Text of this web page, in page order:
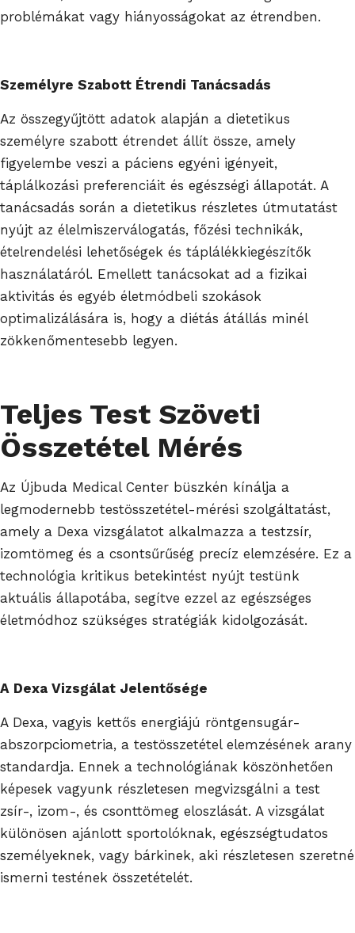
problémákat vagy hiányosságokat az étrendben.
Személyre Szabott Étrendi Tanácsadás
Az összegyűjtött adatok alapján a dietetikus
személyre szabott étrendet állít össze, amely
figyelembe veszi a páciens egyéni igényeit,
táplálkozási preferenciáit és egészségi állapotát. A
tanácsadás során a dietetikus részletes útmutatást
nyújt az élelmiszerválogatás, főzési technikák,
ételrendelési lehetőségek és táplálékkiegészítők
használatáról. Emellett tanácsokat ad a fizikai
aktivitás és egyéb életmódbeli szokások
optimalizálására is, hogy a diétás átállás minél
zökkenőmentesebb legyen.
Teljes Test Szöveti
Összetétel Mérés
Az Újbuda Medical Center büszkén kínálja a
legmodernebb testösszetétel-mérési szolgáltatást,
amely a Dexa vizsgálatot alkalmazza a testzsír,
izomtömeg és a csontsűrűség precíz elemzésére. Ez a
technológia kritikus betekintést nyújt testünk
aktuális állapotába, segítve ezzel az egészséges
életmódhoz szükséges stratégiák kidolgozását.
A Dexa Vizsgálat Jelentősége
A Dexa, vagyis kettős energiájú röntgensugár-
abszorpciometria, a testösszetétel elemzésének arany
standardja. Ennek a technológiának köszönhetően
képesek vagyunk részletesen megvizsgálni a test
zsír-, izom-, és csonttömeg eloszlását. A vizsgálat
különösen ajánlott sportolóknak, egészségtudatos
személyeknek, vagy bárkinek, aki részletesen szeretné
ismerni testének összetételét.